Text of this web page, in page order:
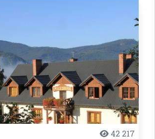
42 217